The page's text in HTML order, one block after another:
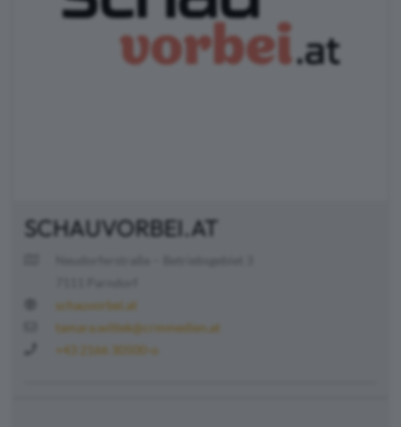
SCHAUVORBEI.AT
schauvorbei.at
tamara.wittek@crmmedien.at
+43 2166 30500-o